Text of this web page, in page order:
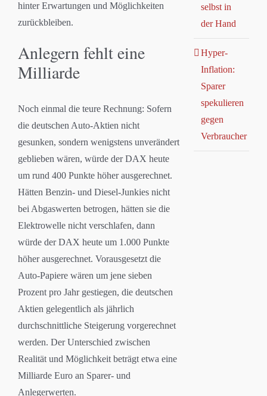
hinter Erwartungen und Möglichkeiten
zurückbleiben.
Anlegern fehlt eine
Milliarde
Noch einmal die teure Rechnung: Sofern
die deutschen Auto-Aktien nicht
gesunken, sondern wenigstens unverändert
geblieben wären, würde der DAX heute
um rund 400 Punkte höher ausgerechnet.
Hätten Benzin- und Diesel-Junkies nicht
bei Abgaswerten betrogen, hätten sie die
Elektrowelle nicht verschlafen, dann
würde der DAX heute um 1.000 Punkte
höher ausgerechnet. Vorausgesetzt die
Auto-Papiere wären um jene sieben
Prozent pro Jahr gestiegen, die deutschen
Aktien gelegentlich als jährlich
durchschnittliche Steigerung vorgerechnet
werden. Der Unterschied zwischen
Realität und Möglichkeit beträgt etwa eine
Milliarde Euro an Sparer- und
Anlegerwerten.
selbst in
der Hand
Hyper-
Inflation:
Sparer
spekulieren
gegen
Verbraucher